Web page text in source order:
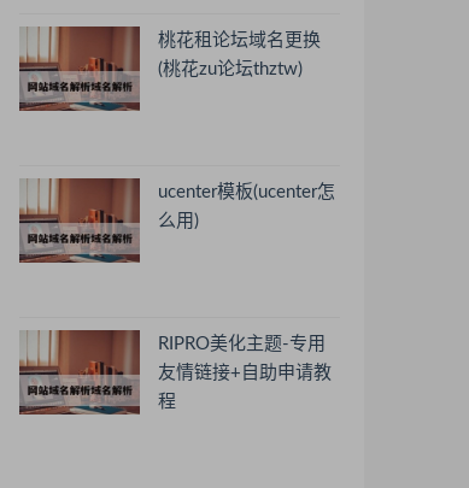
桃花租论坛域名更换
(桃花zu论坛thztw)
ucenter模板(ucenter怎
么用)
RIPRO美化主题-专用
友情链接+自助申请教
程